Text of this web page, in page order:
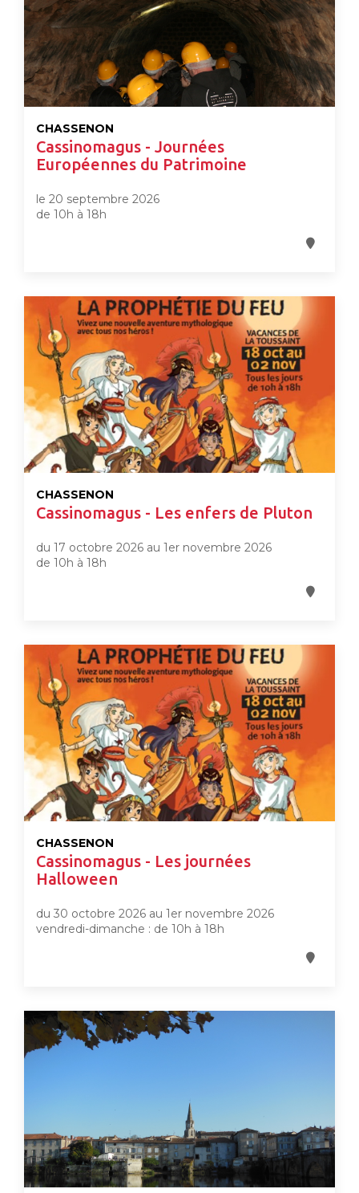
CHASSENON
Cassinomagus - Journées
Européennes du Patrimoine
le 20 septembre 2026
de 10h à 18h
CHASSENON
Cassinomagus - Les enfers de Pluton
du 17 octobre 2026 au 1er novembre 2026
de 10h à 18h
CHASSENON
Cassinomagus - Les journées
Halloween
du 30 octobre 2026 au 1er novembre 2026
vendredi-dimanche : de 10h à 18h